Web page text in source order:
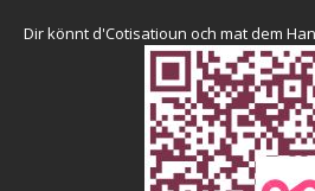
Dir könnt d'Cotisatioun och mat dem